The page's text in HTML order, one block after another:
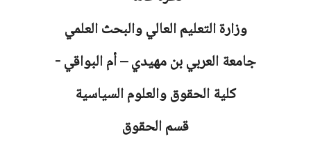
وزارة التعليم العالي والبحث العلمي
جامعةالعربي بن مهيدي – أم البواقي -
كلية الحقوق والعلوم السياسية
قسم الحقوق